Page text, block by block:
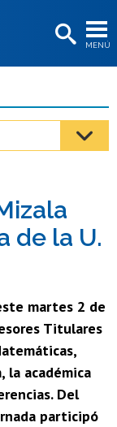
MENÚ
de la U.
martes 2 de
Titulares
la académica
Del
participó